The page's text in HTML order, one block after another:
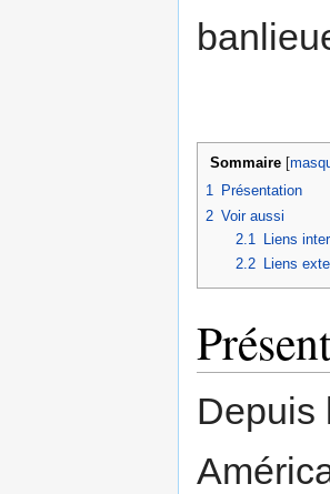
Sommaire[
1 Présentation
2 Voir aussi
2.1
Liens
2.2
Liens
Depuis